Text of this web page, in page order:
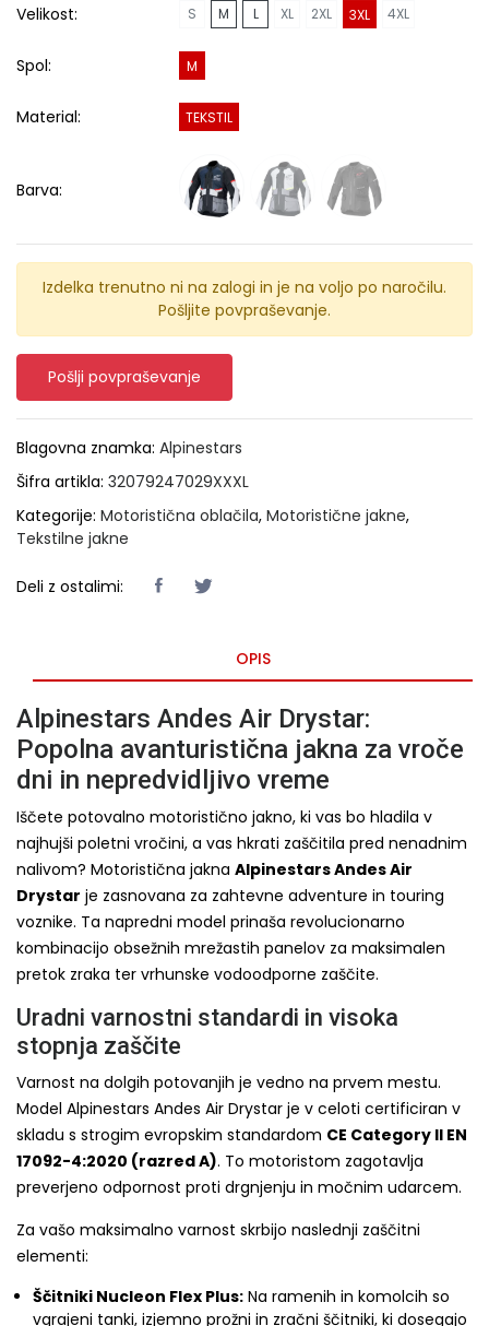
Velikost: S M L XL 2XL 3XL 4XL
Spol: M
Material: TEKSTIL
Barva:
Izdelka trenutno ni na zalogi in je na voljo po naročilu.
Pošljite povpraševanje.
Pošlji povpraševanje
Blagovna znamka: Alpinestars
Šifra artikla: 32079247029XXXL
Kategorije: Motoristična oblačila, Motoristične jakne,
Tekstilne jakne
Deli z ostalimi:
OPIS
Alpinestars Andes Air Drystar:
Popolna avanturistična jakna za vroče
dni in nepredvidljivo vreme
Iščete potovalno motoristično jakno, ki vas bo hladila v
najhujši poletni vročini, a vas hkrati zaščitila pred nenadnim
nalivom? Motoristična jakna Alpinestars Andes Air
Drystar je zasnovana za zahtevne adventure in touring
voznike. Ta napredni model prinaša revolucionarno
kombinacijo obsežnih mrežastih panelov za maksimalen
pretok zraka ter vrhunske vodoodporne zaščite.
Uradni varnostni standardi in visoka
stopnja zaščite
Varnost na dolgih potovanjih je vedno na prvem mestu.
Model Alpinestars Andes Air Drystar je v celoti certificiran v
skladu s strogim evropskim standardom CE Category II EN
17092-4:2020 (razred A). To motoristom zagotavlja
preverjeno odpornost proti drgnjenju in močnim udarcem.
Za vašo maksimalno varnost skrbijo naslednji zaščitni
elementi:
Ščitniki Nucleon Flex Plus: Na ramenih in komolcih so
vgrajeni tanki, izjemno prožni in zračni ščitniki, ki dosegajo